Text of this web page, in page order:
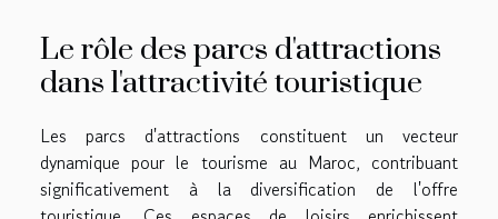
Le rôle des parcs d'attractions
dans l'attractivité touristique
Les parcs d'attractions constituent un vecteur
dynamique pour le tourisme au Maroc, contribuant
significativement à la diversification de l'offre